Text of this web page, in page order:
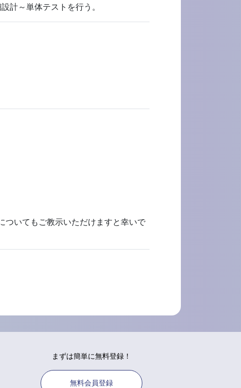
計～単体テストを行う。
ついてもご教示いただけますと幸いで
まずは簡単に無料登録！
無料会員登録